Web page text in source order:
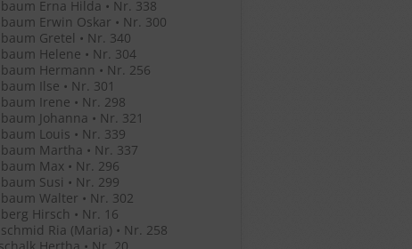
Erna Hilda • Nr. 338
Erwin Oskar • Nr. 300
Gretel • Nr. 340
Helene • Nr. 304
Hermann • Nr. 256
Ilse • Nr. 301
Irene • Nr. 298
Johanna • Nr. 321
Louis • Nr. 339
Martha • Nr. 337
Max • Nr. 296
Susi • Nr. 299
Walter • Nr. 302
Hirsch • Nr. 16
Ria (Maria) • Nr. 258